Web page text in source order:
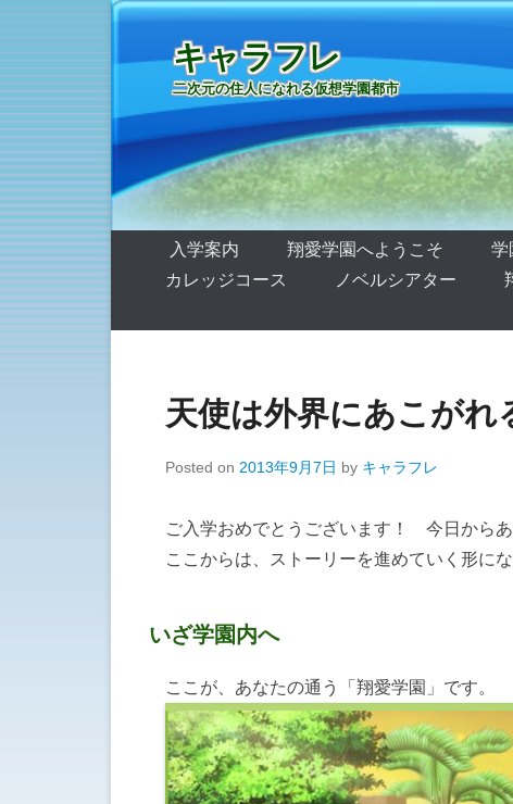
キャラフレ
二次元の住人になれる仮想学園都市
第1メニュー
コンテンツへ移動
入学案内 翔愛学園へようこそ 学
カレッジコース
ノベルシアター
天使は外界にあこがれ
Posted on 2013年9月7日 by キャラフレ
ご入学おめでとうございます！ 今日からあ
ここからは、ストーリーを進めていく形にな
いざ学園内へ
ここが、あなたの通う「翔愛学園」です。